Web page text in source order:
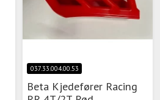
037.33.004.00.53
Beta Kjedefører Racing